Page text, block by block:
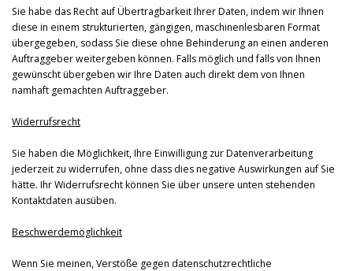
Sie habe das Recht auf Übertragbarkeit Ihrer Daten, indem wir Ihnen
diese in einem strukturierten, gängigen, maschinenlesbaren Format
übergegeben, sodass Sie diese ohne Behinderung an einen anderen
Auftraggeber weitergeben können. Falls möglich und falls von Ihnen
gewünscht übergeben wir Ihre Daten auch direkt dem von Ihnen
namhaft gemachten Auftraggeber.
Widerrufsrecht
Sie haben die Möglichkeit, Ihre Einwilligung zur Datenverarbeitung
jederzeit zu widerrufen, ohne dass dies negative Auswirkungen auf Sie
hätte. Ihr Widerrufsrecht können Sie über unsere unten stehenden
Kontaktdaten ausüben.
Beschwerdemöglichkeit
Wenn Sie meinen, Verstöße gegen datenschutzrechtliche